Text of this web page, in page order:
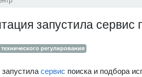
запустила
регулирования
сервис поиска и подбора